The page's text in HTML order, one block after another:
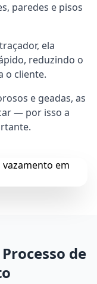
paredes e pisos
ela
reduzindo o
o cliente.
e geadas, as
— por isso a
de